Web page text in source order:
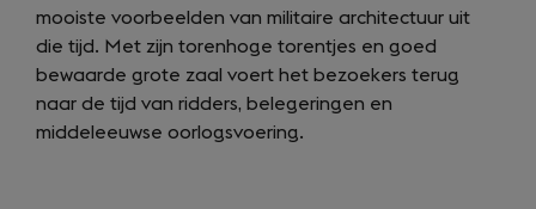
mooiste voorbeelden van militaire architectuur uit
die tijd. Met zijn torenhoge torentjes en goed
bewaarde grote zaal voert het bezoekers terug
naar de tijd van ridders, belegeringen en
middeleeuwse oorlogsvoering.